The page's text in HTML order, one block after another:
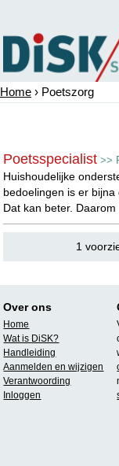
Home › Poetszorg
Poetsspecialist >>
Huishoudelijke
bedoelingen is er
Dat kan beter. Daarom
1
Over ons
Home
Wat is DiSK?
Handleiding
Aanmelden en wijzigen
Verantwoording
Inloggen